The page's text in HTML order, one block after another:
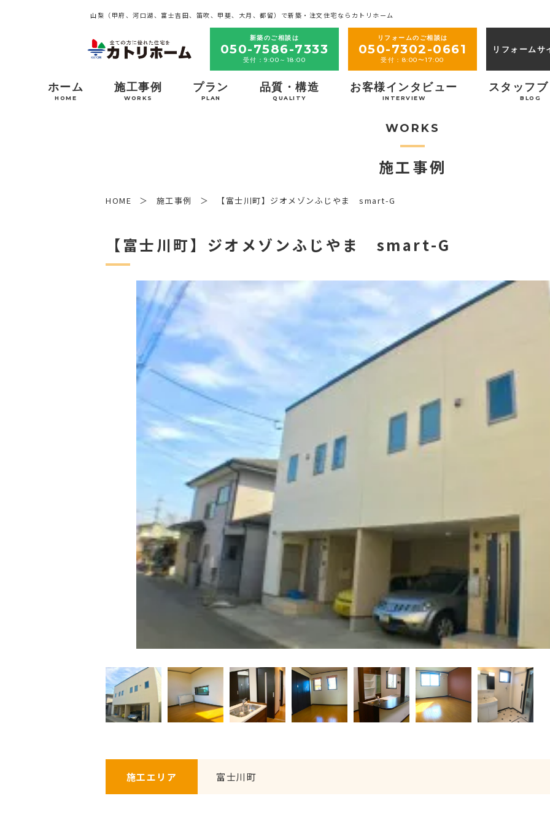
山梨（甲府、河口湖、富士吉田、笛吹、甲斐、大月、都留）で新築・注文住宅ならカトリホーム
新築のご相談は
050-7586-7333
受付：9:00～18:00
リフォームのご相談は
050-7302-0661
受付：8:00〜17:00
リフォームサ
ホーム
HOME
施工事例
WORKS
プラン
PLAN
品質・構造
QUALITY
お客様インタビュー
INTERVIEW
スタッフ
BLOG
WORKS
施工事例
HOME 施工事例 【富士川町】ジオメゾンふじやま smart-G
【富士川町】ジオメゾンふじやま smart-G
施工エリア 富士川町